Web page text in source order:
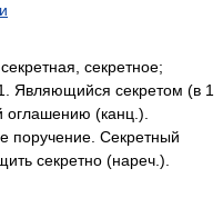
секретное;
Являющийся секретом (в 1
(канц.).
поручение. Секретный
секретно (нареч.).